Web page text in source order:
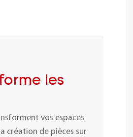
les
vos espaces
création de pièces sur